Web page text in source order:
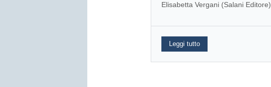
Elisabetta Vergani (Salani Editore).
Leggi tutto